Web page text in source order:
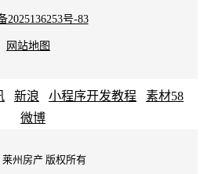
2025136253号-83
网站地图
新浪 小程序开发教程
素材58
微博
州房产 版权所有